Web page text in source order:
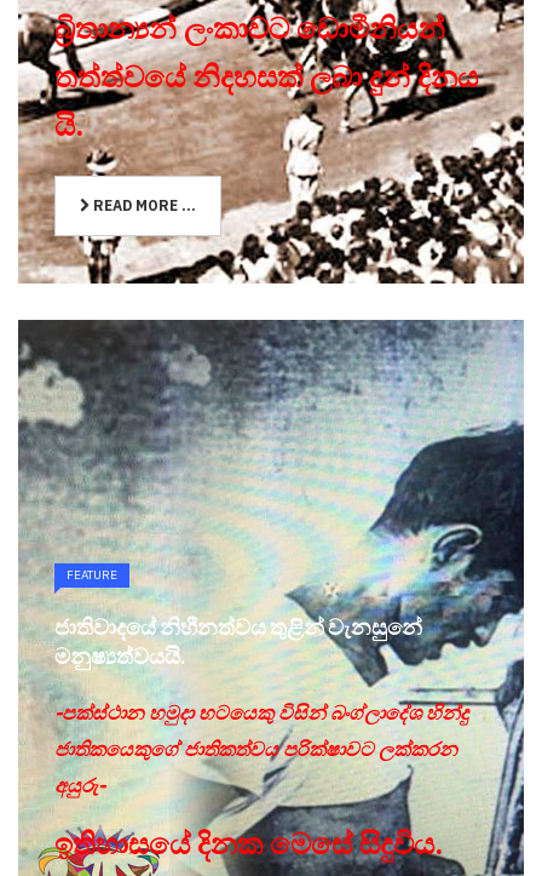
බ්‍රිතාන්‍යන් ලංකාවට ඩොමීනියන්
තත්ත්වයේ නිදහසක් ලබා දුන් දිනය
යි.
READ MORE ...
FEATURE
ජාතිවාදයේ නිහීනත්වය තුළින් වැනසුනේ
මනුෂ්‍යත්වයයි.
-පක්ස්ථාන හමුදා භටයෙකු විසින් බංග්ලාදේශ හින්දු
ජාතිකයෙකුගේ ජාතිකත්වය පරික්ෂාවට ලක්කරන
අයුරු-
ඉතිහාසයේ දිනක මෙසේ සිදුවිය.